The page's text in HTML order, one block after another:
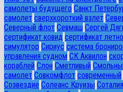
самолеты будущего Санкт
самолет сверхкороткий взлет
Северный флот Севмаш Сергей
сертификат ковид сертификат
симулятор Сириус система
управления судном СК Аквилон
кораблей Слон Сметливый
самолет Совкомфлот современный
Созвездие Солеанс Круизы Соталия